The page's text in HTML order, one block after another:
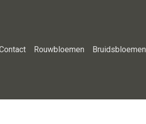
Rouwbloemen Bruidsbloemen